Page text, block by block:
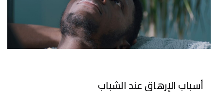
أسباب الإرهاق عند الشباب